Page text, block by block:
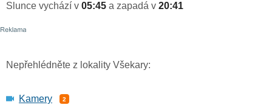
Slunce vychází v 05:45 a zapadá v 20:41
Nepřehlédněte z lokality Všekary:
Kamery 2